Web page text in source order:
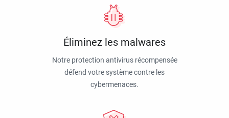
Éliminez les malwares
Notre protection antivirus récompensée
défend votre système contre les
cybermenaces.